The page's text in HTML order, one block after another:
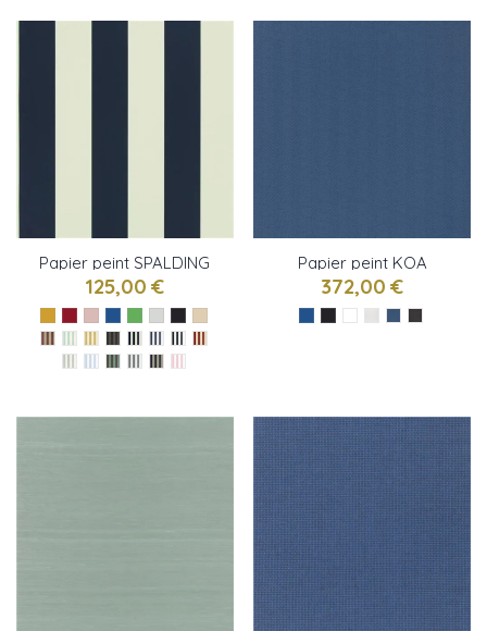
Papier peint SPALDING
STRIPE de Ralph Lauren
125,00 €
Papier peint KOA
CHEVRON de Ralph
Lauren
372,00 €